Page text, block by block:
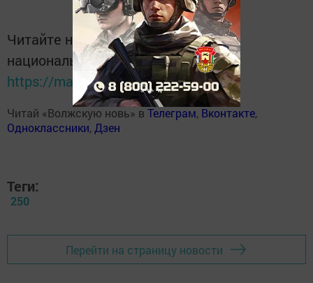
Читайте новости Татарстана в
национальном мессенджере MАХ:
https://max.ru/tatmedia
Читай «Волжскую новь» в Телеграм, Вконтакте,
Одноклассники, Дзен
Теги:
250
Перейти на страницу новости